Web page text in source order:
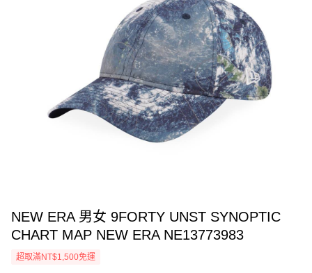
NEW ERA 男女 9FORTY UNST SYNOPTIC
CHART MAP NEW ERA NE13773983
超取滿NT$1,500免運